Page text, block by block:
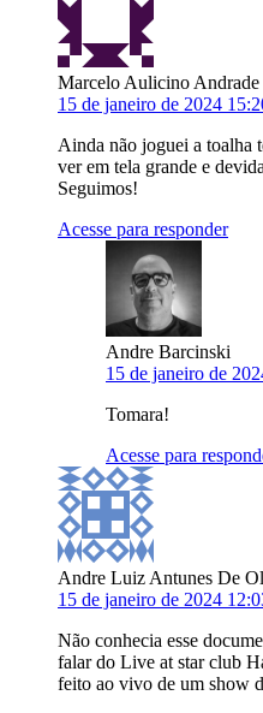
Marcelo Aulicino Andrade
15 de janeiro de 2024
Ainda não joguei a toalha
ver em tela grande e
Seguimos!
Acesse para responder
Andre Barcinski
15 de janeiro de
Tomara!
Acesse para
Andre Luiz Antunes De
15 de janeiro de 2024
Não conhecia esse
falar do Live at star club
feito ao vivo de um show